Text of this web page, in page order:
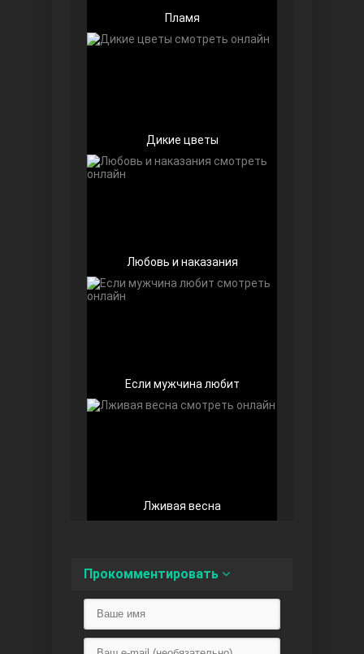
Любовь напоказ
Пламя
Дикие цветы
Любовь и наказания
Если мужчина любит
Лживая весна
Прокомментировать